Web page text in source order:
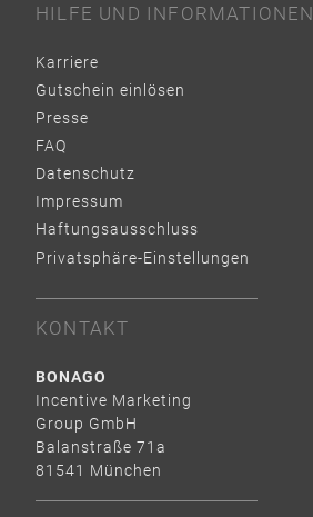
HILFE UND INFORMATIONEN
Karriere
Gutschein einlösen
Presse
FAQ
Datenschutz
Impressum
Haftungsausschluss
Privatsphäre-Einstellungen
KONTAKT
BONAGO
Incentive Marketing
Group GmbH
Balanstraße 71a
81541 München